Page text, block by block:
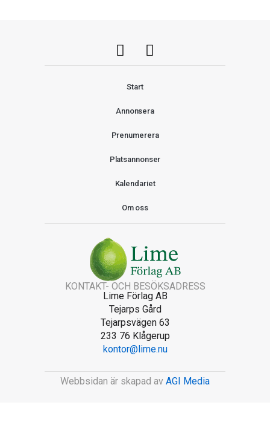
Start
Annonsera
Prenumerera
Platsannonser
Kalendariet
Om oss
KONTAKT- OCH BESÖKSADRESS
Lime Förlag AB
Tejarps Gård
Tejarpsvägen 63
233 76 Klågerup
kontor@lime.nu
Webbsidan är skapad av AGI Media